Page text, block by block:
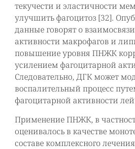
текучести и эластичности
улучшить фагоцитоз [32].
данные говорят о
активности макрофагов и
повышение уровня ПНЖК
усилением фагоцитарной
Следовательно, ДГК может
воспалительный процесс
фагоцитарной активности
Применение ПНЖК, в
оценивалось в качестве
составе комплексного